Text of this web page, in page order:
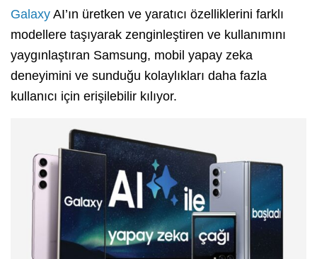
Galaxy AI’ın üretken ve yaratıcı özelliklerini farklı
modellere taşıyarak zenginleştiren ve kullanımını
yaygınlaştıran Samsung, mobil yapay zeka
deneyimini ve sunduğu kolaylıkları daha fazla
kullanıcı için erişilebilir kılıyor.